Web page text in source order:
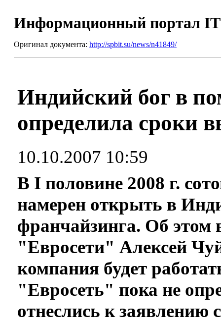
Информационный портал
Оригинал документа: http://spbit.su/news/n41849/
Индийский бог в
определила сроки
10.10.2007 10:59
В I половине 2008 г.
намерен открыть в
франчайзинга. Об этом
"Евросети" Алексей
компания будет
"Евросеть" пока не
отнеслись к заявлению